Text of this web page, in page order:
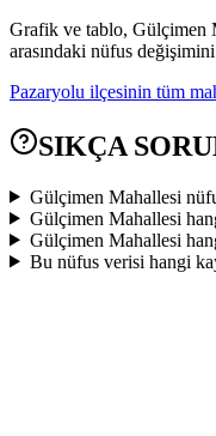
Grafik ve tablo, Gülçimen
arasındaki nüfus
Pazaryolu ilçesinin tüm
SIKÇA
Gülçimen Mahallesi
Gülçimen Mahallesi
Gülçimen Mahallesi
Bu nüfus verisi hangi